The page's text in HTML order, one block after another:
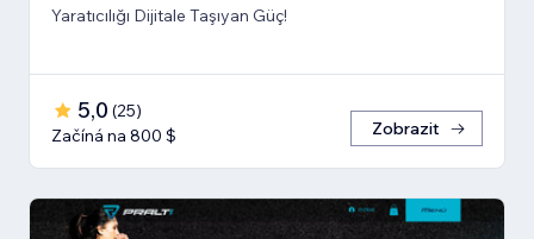
Yaratıcılığı Dijitale Taşıyan Güç!
5,0 (25)
Začíná na 800 $
Zobrazit